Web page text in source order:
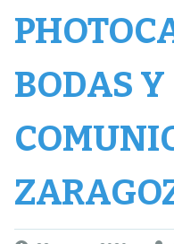
BODAS Y